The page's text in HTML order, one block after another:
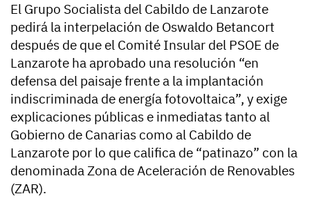
El Grupo Socialista del Cabildo de Lanzarote
pedirá la interpelación de Oswaldo Betancort
después de que el Comité Insular del PSOE de
Lanzarote ha aprobado una resolución “en
defensa del paisaje frente a la implantación
indiscriminada de energía fotovoltaica”, y exige
explicaciones públicas e inmediatas tanto al
Gobierno de Canarias como al Cabildo de
Lanzarote por lo que califica de “patinazo” con la
denominada Zona de Aceleración de Renovables
(ZAR).